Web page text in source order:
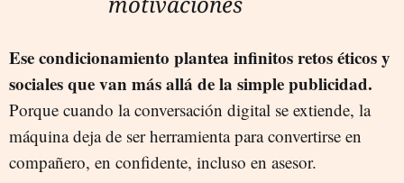
Ese condicionamiento plantea infinitos retos éticos y
sociales que van más allá de la simple publicidad.
Porque cuando la conversación digital se extiende, la
máquina deja de ser herramienta para convertirse en
compañero, en confidente, incluso en asesor.